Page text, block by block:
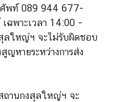
ศัพท์ 089 944 677-
ฉพาะเวลา 14:00 -
ลใหญ่ฯ จะไม่รับผิดชอบ
หายระหว่างการส่ง
ถานกงสุลใหญ่ฯ จะ